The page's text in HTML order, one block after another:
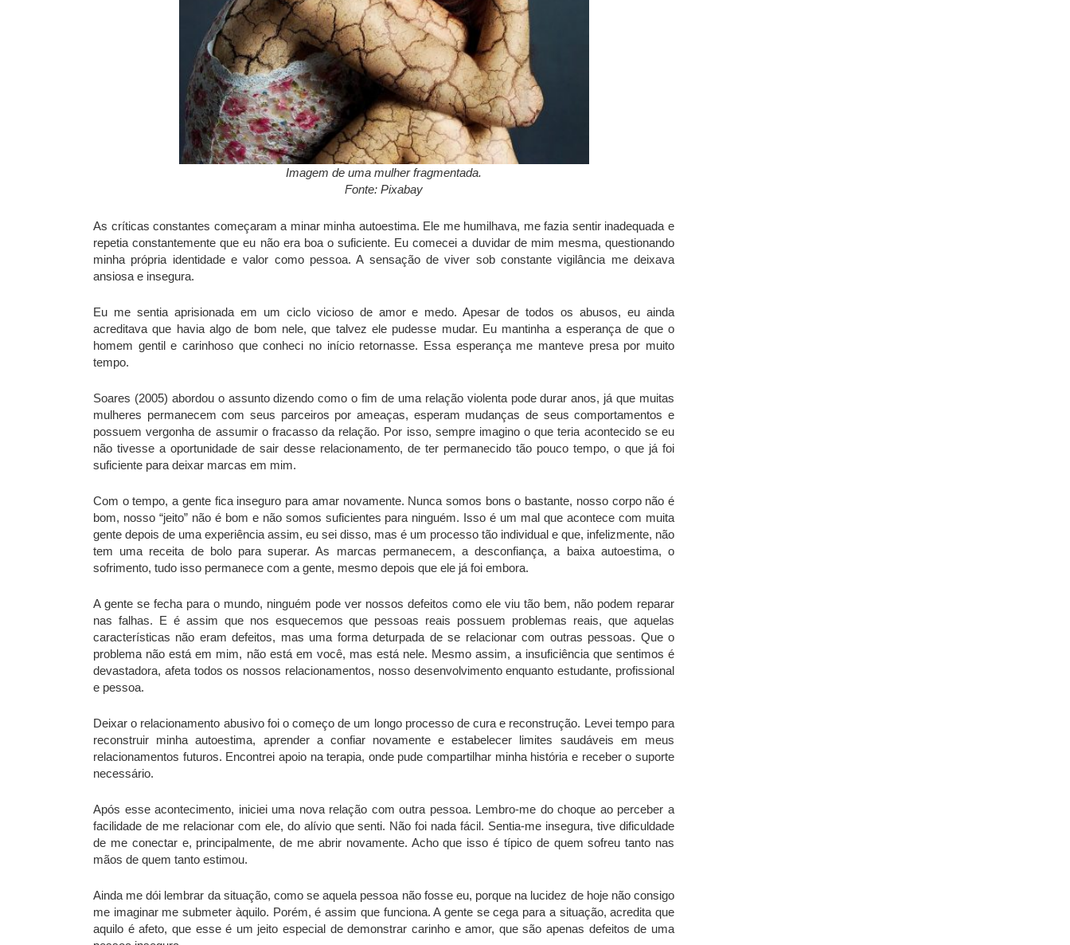
Imagem de uma mulher fragmentada.
Fonte: Pixabay
As críticas constantes começaram a minar minha autoestima. Ele me humilhava, me fazia sentir inadequada e
repetia constantemente que eu não era boa o suficiente. Eu comecei a duvidar de mim mesma, questionando
minha própria identidade e valor como pessoa. A sensação de viver sob constante vigilância me deixava
ansiosa e insegura.
Eu me sentia aprisionada em um ciclo vicioso de amor e medo. Apesar de todos os abusos, eu ainda
acreditava que havia algo de bom nele, que talvez ele pudesse mudar. Eu mantinha a esperança de que o
homem gentil e carinhoso que conheci no início retornasse. Essa esperança me manteve presa por muito
tempo.
Soares (2005) abordou o assunto dizendo como o fim de uma relação violenta pode durar anos, já que muitas
mulheres permanecem com seus parceiros por ameaças, esperam mudanças de seus comportamentos e
possuem vergonha de assumir o fracasso da relação. Por isso, sempre imagino o que teria acontecido se eu
não tivesse a oportunidade de sair desse relacionamento, de ter permanecido tão pouco tempo, o que já foi
suficiente para deixar marcas em mim.
Com o tempo, a gente fica inseguro para amar novamente. Nunca somos bons o bastante, nosso corpo não é
bom, nosso “jeito” não é bom e não somos suficientes para ninguém. Isso é um mal que acontece com muita
gente depois de uma experiência assim, eu sei disso, mas é um processo tão individual e que, infelizmente, não
tem uma receita de bolo para superar. As marcas permanecem, a desconfiança, a baixa autoestima, o
sofrimento, tudo isso permanece com a gente, mesmo depois que ele já foi embora.
A gente se fecha para o mundo, ninguém pode ver nossos defeitos como ele viu tão bem, não podem reparar
nas falhas. E é assim que nos esquecemos que pessoas reais possuem problemas reais, que aquelas
características não eram defeitos, mas uma forma deturpada de se relacionar com outras pessoas. Que o
problema não está em mim, não está em você, mas está nele. Mesmo assim, a insuficiência que sentimos é
devastadora, afeta todos os nossos relacionamentos, nosso desenvolvimento enquanto estudante, profissional
e pessoa.
Deixar o relacionamento abusivo foi o começo de um longo processo de cura e reconstrução. Levei tempo para
reconstruir minha autoestima, aprender a confiar novamente e estabelecer limites saudáveis em meus
relacionamentos futuros. Encontrei apoio na terapia, onde pude compartilhar minha história e receber o suporte
necessário.
Após esse acontecimento, iniciei uma nova relação com outra pessoa. Lembro-me do choque ao perceber a
facilidade de me relacionar com ele, do alívio que senti. Não foi nada fácil. Sentia-me insegura, tive dificuldade
de me conectar e, principalmente, de me abrir novamente. Acho que isso é típico de quem sofreu tanto nas
mãos de quem tanto estimou.
Ainda me dói lembrar da situação, como se aquela pessoa não fosse eu, porque na lucidez de hoje não consigo
me imaginar me submeter àquilo. Porém, é assim que funciona. A gente se cega para a situação, acredita que
aquilo é afeto, que esse é um jeito especial de demonstrar carinho e amor, que são apenas defeitos de uma